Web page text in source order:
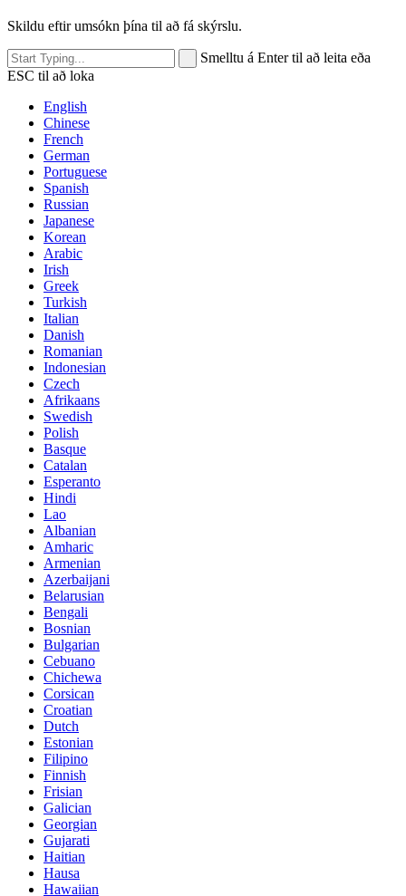
Skildu eftir umsókn þína til að fá skýrslu.
Smelltu á Enter til að leita eða
ESC til að loka
English
Chinese
French
German
Portuguese
Spanish
Russian
Japanese
Korean
Arabic
Irish
Greek
Turkish
Italian
Danish
Romanian
Indonesian
Czech
Afrikaans
Swedish
Polish
Basque
Catalan
Esperanto
Hindi
Lao
Albanian
Amharic
Armenian
Azerbaijani
Belarusian
Bengali
Bosnian
Bulgarian
Cebuano
Chichewa
Corsican
Croatian
Dutch
Estonian
Filipino
Finnish
Frisian
Galician
Georgian
Gujarati
Haitian
Hausa
Hawaiian